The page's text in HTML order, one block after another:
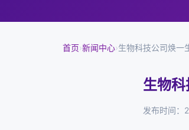
首页›新闻中心›生物科技公司焕一
生物
发布时间